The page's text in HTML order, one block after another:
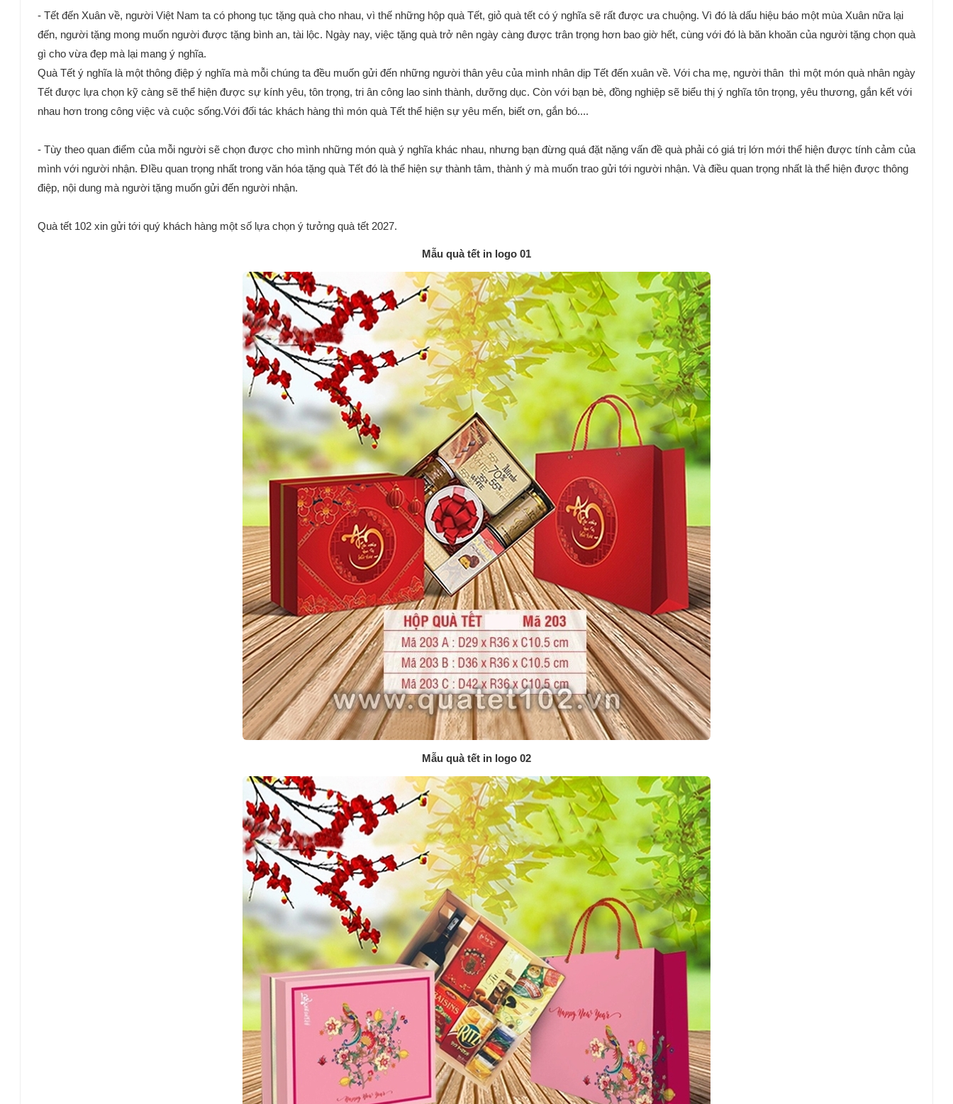
- Tết đến Xuân về, người Việt Nam ta có phong tục tặng quà cho nhau, vì thế những hộp quà Tết, giỏ quà tết có ý nghĩa sẽ rất được ưa chuộng. Vì đó là dấu hiệu báo một mùa Xuân nữa lại
đến, người tặng mong muốn người được tặng bình an, tài lộc. Ngày nay, việc tặng quà trở nên ngày càng được trân trọng hơn bao giờ hết, cùng với đó là băn khoăn của người tặng chọn quà
gì cho vừa đẹp mà lại mang ý nghĩa.
Quà Tết ý nghĩa là một thông điệp ý nghĩa mà mỗi chúng ta đều muốn gửi đến những người thân yêu của mình nhân dịp Tết đến xuân về. Với cha mẹ, người thân thì một món quà nhân ngày
Tết được lựa chọn kỹ càng sẽ thể hiện được sự kính yêu, tôn trọng, tri ân công lao sinh thành, dưỡng dục. Còn với bạn bè, đồng nghiệp sẽ biểu thị ý nghĩa tôn trọng, yêu thương, gắn kết với
nhau hơn trong công việc và cuộc sống.Với đối tác khách hàng thì món quà Tết thể hiện sự yêu mến, biết ơn, gắn bó....
- Tùy theo quan điểm của mỗi người sẽ chọn được cho mình những món quà ý nghĩa khác nhau, nhưng bạn đừng quá đặt nặng vấn đề quà phải có giá trị lớn mới thể hiện được tính cảm của
mình với người nhận. ĐIều quan trọng nhất trong văn hóa tặng quà Tết đó là thể hiện sự thành tâm, thành ý mà muốn trao gửi tới người nhận. Và điều quan trọng nhất là thể hiện được thông
điệp, nội dung mà người tặng muốn gửi đến người nhận.
Quà tết 102 xin gửi tới quý khách hàng một số lựa chọn ý tưởng quà tết 2027.
Mẫu quà tết in logo 01
Mẫu quà tết in logo 02